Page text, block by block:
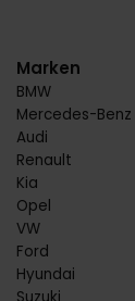
Marken
BMW
Mercedes-Benz
Audi
Renault
Kia
Opel
VW
Ford
Hyundai